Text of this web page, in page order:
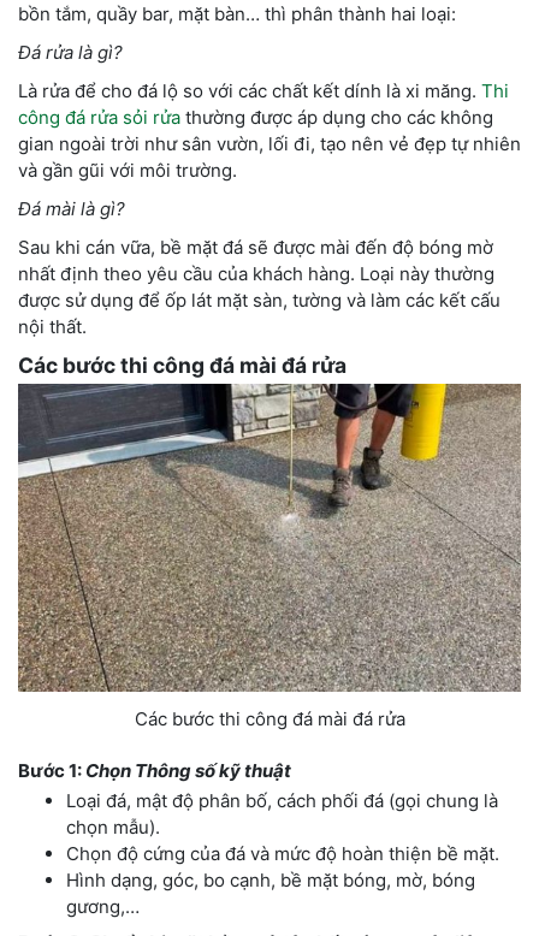
bồn tắm, quầy bar, mặt bàn… thì phân thành hai loại:
Đá rửa là gì?
Là rửa để cho đá lộ so với các chất kết dính là xi măng. Thi
công đá rửa sỏi rửa thường được áp dụng cho các không
gian ngoài trời như sân vườn, lối đi, tạo nên vẻ đẹp tự nhiên
và gần gũi với môi trường.
Đá mài là gì?
Sau khi cán vữa, bề mặt đá sẽ được mài đến độ bóng mờ
nhất định theo yêu cầu của khách hàng. Loại này thường
được sử dụng để ốp lát mặt sàn, tường và làm các kết cấu
nội thất.
Các bước thi công đá mài đá rửa
Các bước thi công đá mài đá rửa
Bước 1: Chọn Thông số kỹ thuật
Loại đá, mật độ phân bố, cách phối đá (gọi chung là
chọn mẫu).
Chọn độ cứng của đá và mức độ hoàn thiện bề mặt.
Hình dạng, góc, bo cạnh, bề mặt bóng, mờ, bóng
gương,…